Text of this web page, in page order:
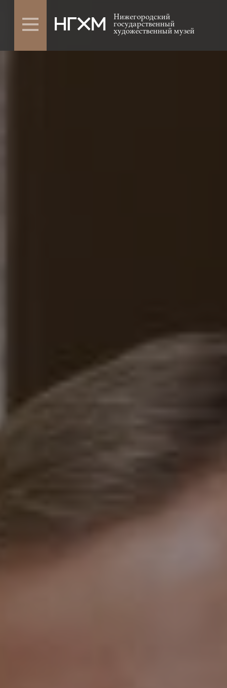
Нижегородский
государственный
художественный музей